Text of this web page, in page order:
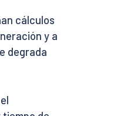
cálculos
y a
degrada